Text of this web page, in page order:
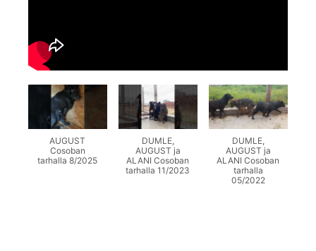
AUGUST
Cosoban
tarhalla 8/2025
DUMLE,
AUGUST ja
ALANI Cosoban
tarhalla 11/2023
DUMLE,
AUGUST ja
ALANI Cosoban
tarhalla
05/2022